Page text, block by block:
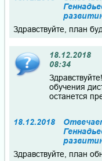
Здравствуйте, план
18.12.2018
08:34
обучения
останется
18.12.2018
Здравствуйте, план